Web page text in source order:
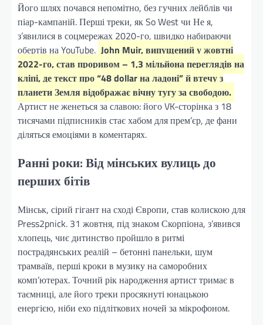
Його шлях почався непомітно, без гучних лейблів чи
піар-кампаній. Перші треки, як So West чи Не я,
з’явилися в соцмережах 2020-го, швидко набираючи
обертів на YouTube. John Muir, випущений у жовтні
2022-го, став проривом – 1,3 мільйона переглядів на
кліпі, де текст про “48 dollar на ладоні” й втечу з
планети Земля відображає вічну тугу за свободою.
Артист не женеться за славою: його VK-сторінка з 18
тисячами підписників стає хабом для прем’єр, де фани
діляться емоціями в коментарях.
Ранні роки: Від мінських вулиць до
перших бітів
Мінськ, сірий гігант на сході Європи, став колискою для
Press2pnick. 31 жовтня, під знаком Скорпіона, з’явився
хлопець, чиє дитинство пройшло в ритмі
пострадянських реалій – бетонні панельки, шум
трамваїв, перші кроки в музику на саморобних
комп’ютерах. Точний рік народження артист тримає в
таємниці, але його треки просякнуті юнацькою
енергією, ніби ехо підліткових ночей за мікрофоном.